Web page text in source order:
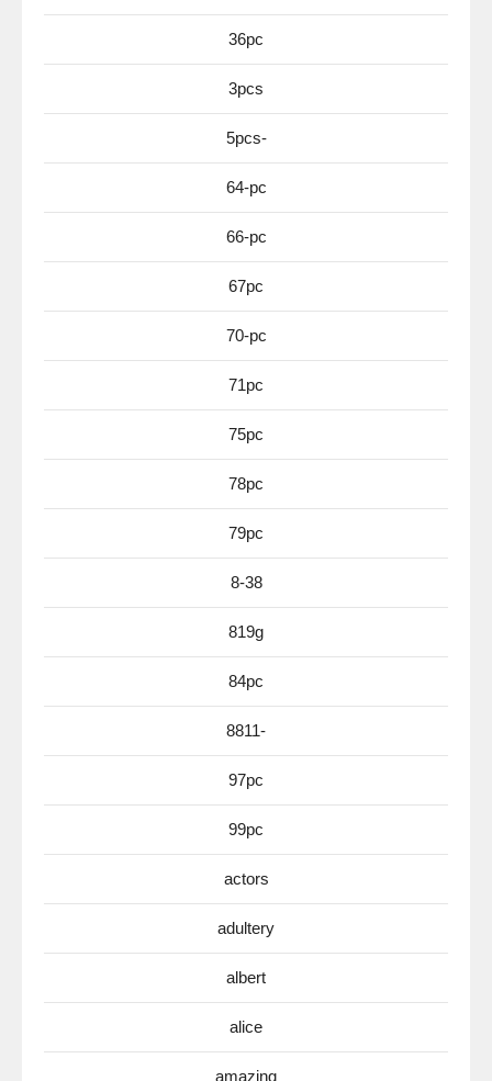
36pc
3pcs
5pcs-
64-pc
66-pc
67pc
70-pc
71pc
75pc
78pc
79pc
8-38
819g
84pc
8811-
97pc
99pc
actors
adultery
albert
alice
amazing